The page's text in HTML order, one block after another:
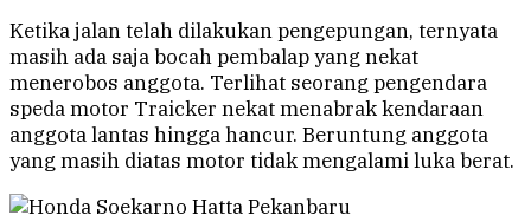
Ketika jalan telah dilakukan pengepungan, ternyata
masih ada saja bocah pembalap yang nekat
menerobos anggota. Terlihat seorang pengendara
speda motor Traicker nekat menabrak kendaraan
anggota lantas hingga hancur. Beruntung anggota
yang masih diatas motor tidak mengalami luka berat.